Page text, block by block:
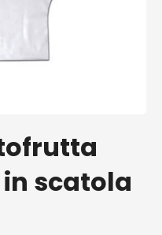
scatola